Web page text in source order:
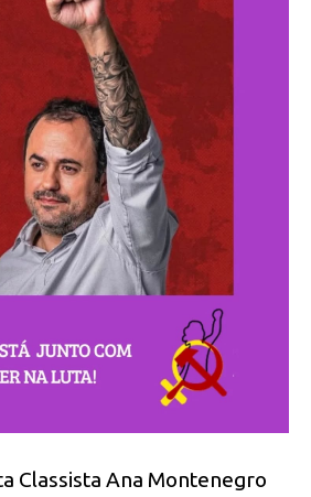
Classista Ana Montenegro